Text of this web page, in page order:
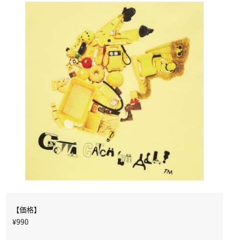
【価格】
¥990